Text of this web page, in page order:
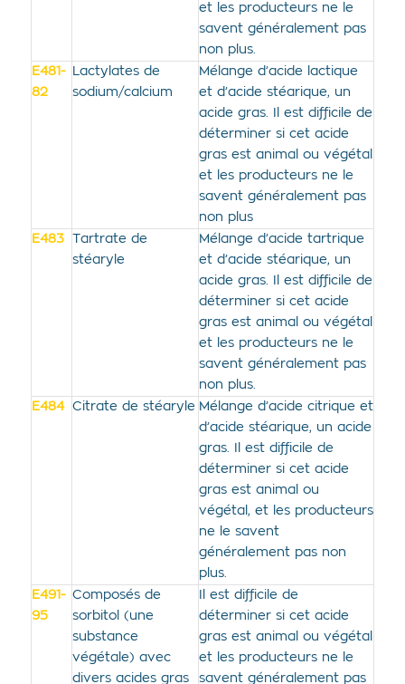
et les producteurs ne le
savent généralement pas
non plus.
E481-
82
Lactylates de
sodium/calcium
Mélange d’acide lactique
et d’acide stéarique, un
acide gras. Il est difficile de
déterminer si cet acide
gras est animal ou végétal
et les producteurs ne le
savent généralement pas
non plus
E483
Tartrate de
stéaryle
Mélange d’acide tartrique
et d’acide stéarique, un
acide gras. Il est difficile de
déterminer si cet acide
gras est animal ou végétal
et les producteurs ne le
savent généralement pas
non plus.
E484
Citrate de stéaryle Mélange d’acide citrique et
d’acide stéarique, un acide
gras. Il est difficile de
déterminer si cet acide
gras est animal ou
végétal, et les producteurs
ne le savent
généralement pas non
plus.
E491-
95
Composés de
sorbitol (une
substance
végétale) avec
divers acides gras
Il est difficile de
déterminer si cet acide
gras est animal ou végétal
et les producteurs ne le
savent généralement pas